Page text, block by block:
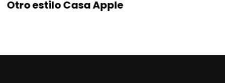
Otro estilo Casa Apple